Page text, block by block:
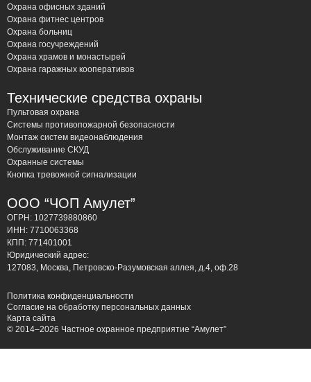
Охрана офисных зданий
Охрана фитнес центров
Охрана больниц
Охрана госучреждений
Охрана храмов и монастырей
Охрана гаражных кооперативов
Технические средства охраны
Пультовая охрана
Системы противопожарной безопасности
Монтаж систем видеонаблюдения
Обслуживание СКУД
Охранные системы
Кнопка тревожной сигнализации
ООО “ЧОП Амулет”
ОГРН: 1027739880860
ИНН: 7710063368
КПП: 771401001
Юридический адрес:
127083, Москва, Петровско-Разумовская аллея, д.4, оф.28
Политика конфиденциальности
Согласие на обработку персональных данных
Карта сайта
© 2014–2026 Частное охранное предприятие “Амулет”